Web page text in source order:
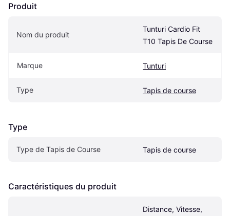
Produit
Nom du produit
Tunturi Cardio Fit
T10 Tapis De Course
Marque Tunturi
Type Tapis de course
Type
Type de Tapis de Course Tapis de course
Caractéristiques du produit
Distance, Vitesse,